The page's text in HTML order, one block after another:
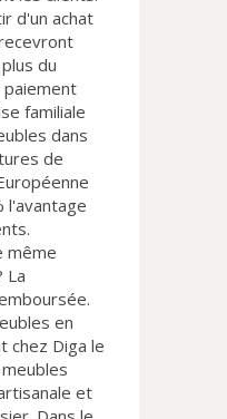
d'un achat
du
paiement
familiale
dans
de
l'avantage
même
La
en
chez Diga le
et